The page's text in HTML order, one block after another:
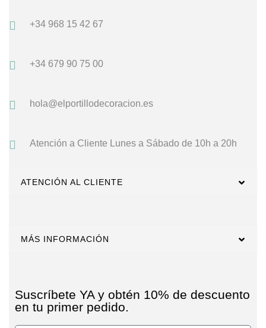
+34 968 15 42 67
+34 679 90 75 00
hola@elportillodecoracion.es
Atención a Cliente Lunes a Sábado de 10h a 20h
ATENCIÓN AL CLIENTE
MÁS INFORMACIÓN
Suscríbete YA y obtén 10% de descuento
en tu primer pedido.